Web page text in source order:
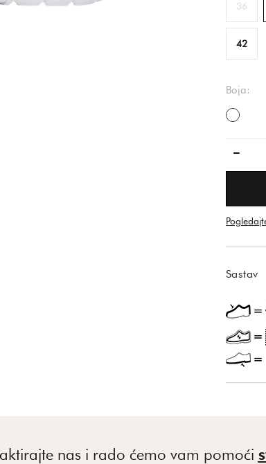
36
42
Boja:
Sastav
nas i rado ćemo vam pomoći